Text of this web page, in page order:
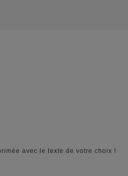
avec le texte de votre choix !